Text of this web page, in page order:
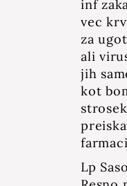
inf
vec
za
ali
jih
kot
Lp Saso